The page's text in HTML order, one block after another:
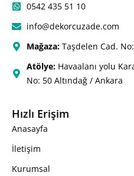
0542 435 51 10
info@dekorcuzade.com
Mağaza: Taşdelen Cad.
Atölye: Havaalanı yolu
No: 50 Altındağ / Ankara
Hızlı Erişim
Anasayfa
İletişim
Kurumsal